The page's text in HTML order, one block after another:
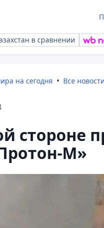
в сравнении
на сегодня Все новости
стороне
М»